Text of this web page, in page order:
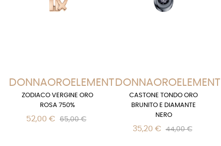
DONNAOROELEMENTS
ZODIACO VERGINE ORO
ROSA 750%
52,00 € 65,00 €
CASTONE TONDO ORO
BRUNITO E DIAMANTE
NERO
35,20 € 44,00 €